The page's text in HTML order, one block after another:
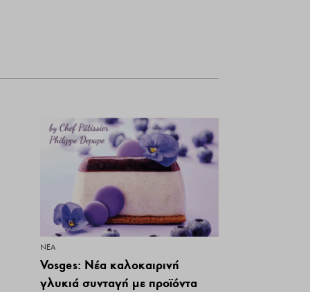
ΝΕΑ
Vosges: Νέα καλοκαιρινή
γλυκιά συνταγή με προϊόντα